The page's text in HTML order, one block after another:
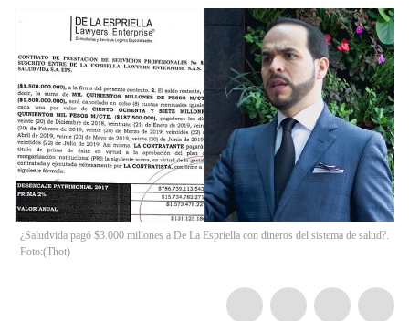
¿Saludvida pagó $3.000 millones a De La Espriella con dineros del sistema de salud?.
Foto:(Thot)